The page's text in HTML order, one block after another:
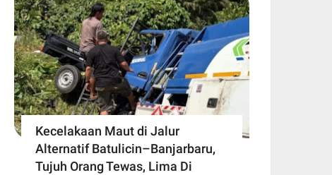
Kecelakaan Maut di Jalur
Alternatif Batulicin–Banjarbaru,
Tujuh Orang Tewas, Lima Di